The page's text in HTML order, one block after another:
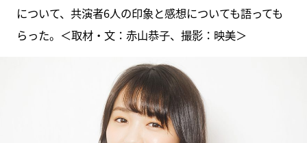
について、共演者6人の印象と感想についても語っても
らった。＜取材・文：赤山恭子、撮影：映美＞